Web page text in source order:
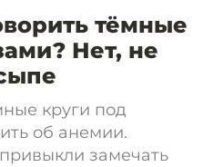
тёмные
Нет, не
круги под
об анемии.
замечать